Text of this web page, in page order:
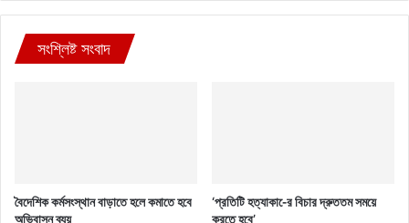
সংশ্লিষ্ট সংবাদ
বৈদেশিক কর্মসংস্থান বাড়াতে হলে কমাতে হবে
অভিবাসন ব্যয়
‘প্রতিটি হত্যাকা-ের বিচার দ্রুততম সময়ে
করতে হবে’